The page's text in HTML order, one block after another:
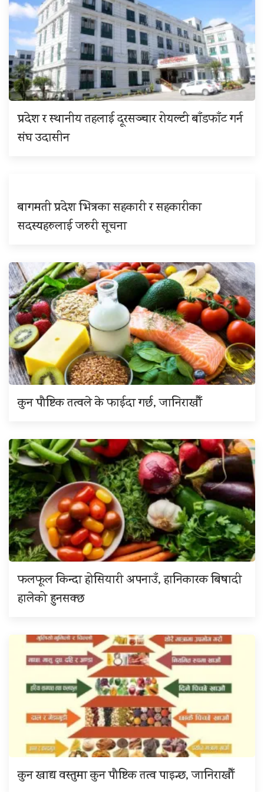
प्रदेश र स्थानीय तहलाई दूरसञ्चार रोयल्टी बाँडफाँट गर्न
संघ उदासीन
बागमती प्रदेश भित्रका सहकारी र सहकारीका
सदस्यहरुलाई जरुरी सूचना
कुन पौष्टिक तत्वले के फाईदा गर्छ, जानिराखौँ
फलफूल किन्दा होसियारी अपनाउँ, हानिकारक बिषादी
हालेको हुनसक्छ
कुन खाद्य वस्तुमा कुन पौष्टिक तत्व पाइन्छ, जानिराखौँ